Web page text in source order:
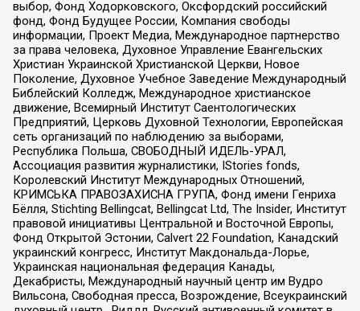
выбор, Фонд Ходорковского, Оксфордский российский
фонд, Фонд Будущее России, Компания свободы
информации, Проект Медиа, Международное партнерство
за права человека, Духовное Управление Евангельских
Христиан Украинской Христианской Церкви, Новое
Поколение, Духовное Учебное Заведение Международный
Библейский Колледж, Международное христианское
движение, Всемирный Институт Саентологических
Предприятий, Церковь Духовной Технологии, Европейская
сеть организаций по наблюдению за выборами,
Республика Польша, СВОБОДНЫЙ ИДЕЛЬ-УРАЛ,
Ассоциация развития журналистики, IStories fonds,
Королевский Институт Международных Отношений,
КРИМСЬКА ПРАВОЗАХИСНА ГРУПА, Фонд имени Генриха
Бёлля, Stichting Bellingcat, Bellingcat Ltd, The Insider, Институт
правовой инициативы Центральной и Восточной Европы,
Фонд Открытой Эстонии, Calvert 22 Foundation, Канадский
украинский конгресс, Институт Макдональда-Лорье,
Украинская национальная федерация Канады,
Декабристы, Международный научный центр им Вудро
Вильсона, Свободная пресса, Возрождение, Всеукраинский